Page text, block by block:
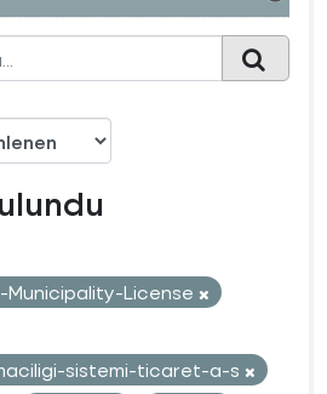
License
sistemi-ticaret-a-s